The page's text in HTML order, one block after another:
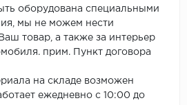
оборудована специальными
мы не можем нести
товар, а также за интерьер
прим. Пункт договора
на складе возможен
ежедневно с 10:00 до